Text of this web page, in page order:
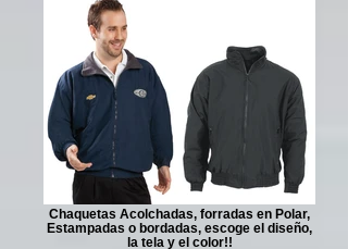
Chaquetas Acolchadas, forradas en Polar,
Estampadas o bordadas, escoge el diseño,
la tela y el color!!